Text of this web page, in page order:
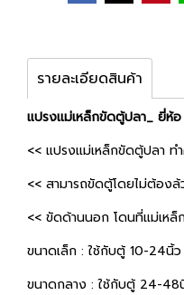
รายละเอียดสินค้า
แปรงแม่เหล็กขัดตู้ปลา_ ยี่ห้
<< แปรงแม่เหล็กขัดตู้ปลา ท
<< สามารถขัดตู้โดยไม่ต้อง
<< ขัดด้านนอก โดนที่แม่เห
ขนาดเล็ก : ใช้กับตู้ 10-24นิ้ว
ขนาดกลาง : ใช้กับตู้ 24-48